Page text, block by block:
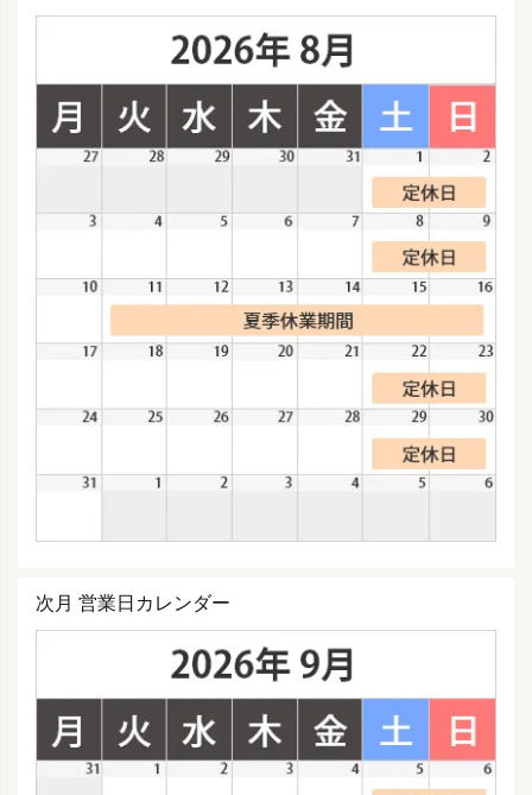
次月 営業日カレンダー